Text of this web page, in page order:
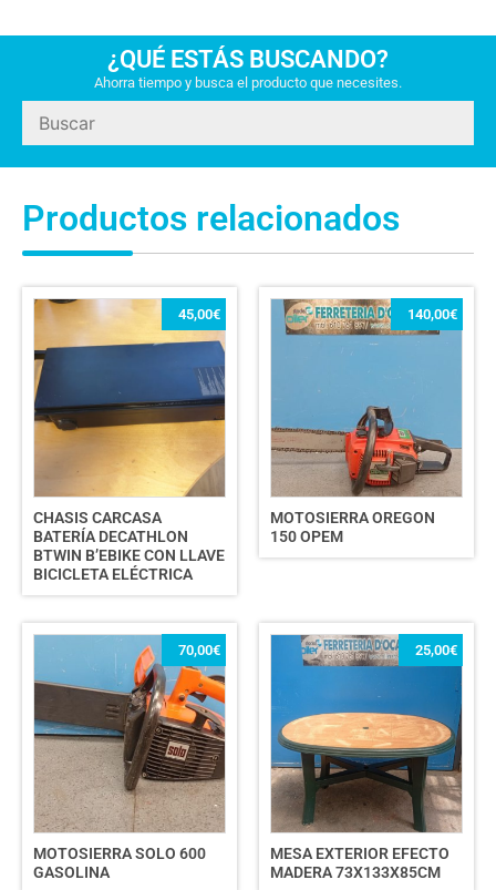
¿QUÉ ESTÁS BUSCANDO?
Ahorra tiempo y busca el producto que necesites.
Productos relacionados
CHASIS CARCASA
BATERÍA DECATHLON
BTWIN B’EBIKE CON LLAVE
BICICLETA ELÉCTRICA
45,00€
MOTOSIERRA OREGON
150 OPEM
140,00€
MOTOSIERRA SOLO 600
GASOLINA
70,00€
MESA EXTERIOR EFECTO
MADERA 73X133X85CM
25,00€